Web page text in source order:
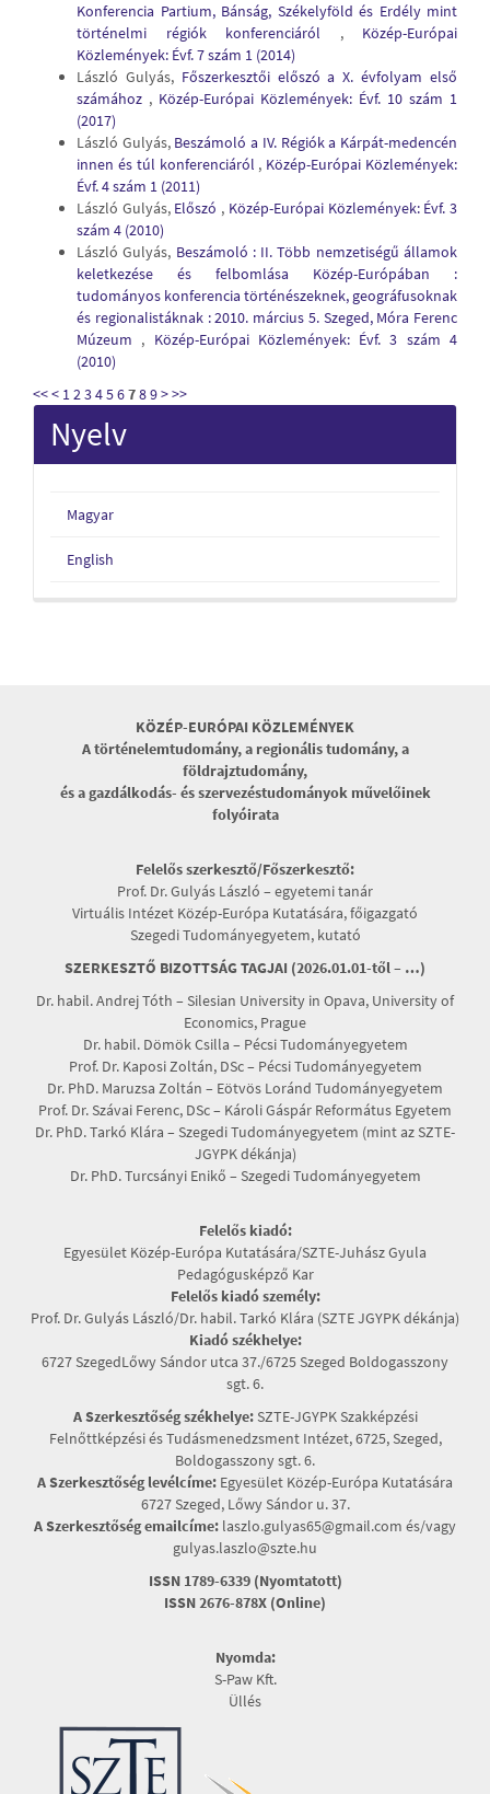
Konferencia Partium, Bánság, Székelyföld és Erdély mint
történelmi régiók konferenciáról , Közép-Európai
Közlemények: Évf. 7 szám 1 (2014)
László Gulyás, Főszerkesztői előszó a X. évfolyam első
számához , Közép-Európai Közlemények: Évf. 10 szám 1
(2017)
László Gulyás, Beszámoló a IV. Régiók a Kárpát-medencén
innen és túl konferenciáról , Közép-Európai Közlemények:
Évf. 4 szám 1 (2011)
László Gulyás, Előszó , Közép-Európai Közlemények: Évf. 3
szám 4 (2010)
László Gulyás, Beszámoló : II. Több nemzetiségű államok
keletkezése és felbomlása Közép-Európában :
tudományos konferencia történészeknek, geográfusoknak
és regionalistáknak : 2010. március 5. Szeged, Móra Ferenc
Múzeum , Közép-Európai Közlemények: Évf. 3 szám 4
(2010)
<<< 123456789>>>
Nyelv
Magyar
English
KÖZÉP-EURÓPAI KÖZLEMÉNYEK
A történelemtudomány, a regionális tudomány, a
földrajztudomány,
és a gazdálkodás- és szervezéstudományok művelőinek
folyóirata
Felelős szerkesztő/Főszerkesztő:
Prof. Dr. Gulyás László – egyetemi tanár
Virtuális Intézet Közép-Európa Kutatására, főigazgató
Szegedi Tudományegyetem, kutató
SZERKESZTŐ BIZOTTSÁG TAGJAI (2026.01.01-től – …)
Dr. habil. Andrej Tóth – Silesian University in Opava, University of
Economics, Prague
Dr. habil. Dömök Csilla – Pécsi Tudományegyetem
Prof. Dr. Kaposi Zoltán, DSc – Pécsi Tudományegyetem
Dr. PhD. Maruzsa Zoltán – Eötvös Loránd Tudományegyetem
Prof. Dr. Szávai Ferenc, DSc – Károli Gáspár Református Egyetem
Dr. PhD. Tarkó Klára – Szegedi Tudományegyetem (mint az SZTE-
JGYPK dékánja)
Dr. PhD. Turcsányi Enikő – Szegedi Tudományegyetem
Felelős kiadó:
Egyesület Közép-Európa Kutatására/SZTE-Juhász Gyula
Pedagógusképző Kar
Felelős kiadó személy:
Prof. Dr. Gulyás László/Dr. habil. Tarkó Klára (SZTE JGYPK dékánja)
Kiadó székhelye:
6727 SzegedLőwy Sándor utca 37./6725 Szeged Boldogasszony
sgt. 6.
A Szerkesztőség székhelye:SZTE-JGYPK Szakképzési
Felnőttképzési és Tudásmenedzsment Intézet, 6725, Szeged,
Boldogasszony sgt. 6.
A Szerkesztőség levélcíme: Egyesület Közép-Európa Kutatására
6727 Szeged, Lőwy Sándor u. 37.
A Szerkesztőség emailcíme: laszlo.gulyas65@gmail.com és/vagy
gulyas.laszlo@szte.hu
ISSN 1789-6339 (Nyomtatott)
ISSN 2676-878X (Online)
Nyomda:
S-Paw Kft.
Üllés